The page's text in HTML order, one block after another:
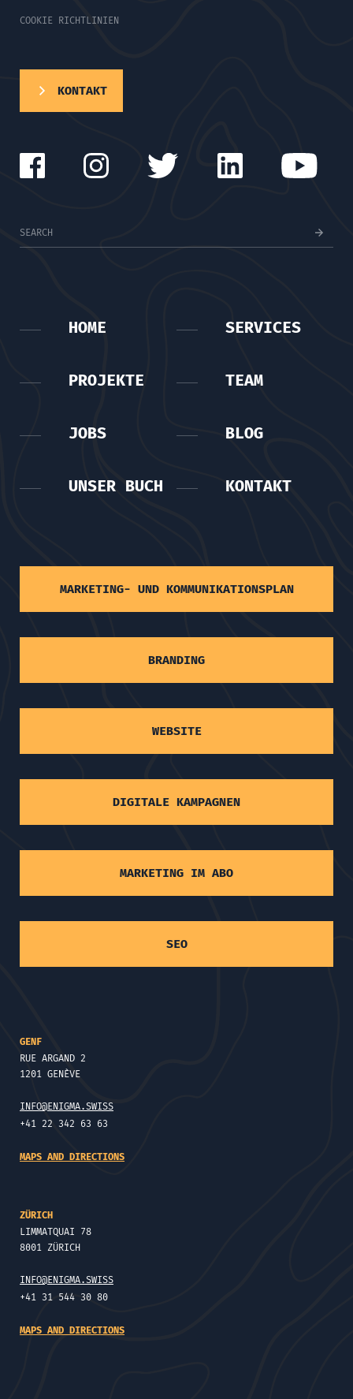
COOKIE RICHTLINIEN
KONTAKT
HOME SERVICES
PROJEKTE TEAM
JOBS BLOG
UNSER BUCH KONTAKT
MARKETING- UND KOMMUNIKATIONSPLAN
BRANDING
WEBSITE
DIGITALE KAMPAGNEN
MARKETING IM ABO
SEO
GENF
RUE ARGAND 2
1201 GENÈVE
INFO@ENIGMA.SWISS
+41 22 342 63 63
MAPS AND DIRECTIONS
ZÜRICH
LIMMATQUAI 78
8001 ZÜRICH
INFO@ENIGMA.SWISS
+41 31 544 30 80
MAPS AND DIRECTIONS